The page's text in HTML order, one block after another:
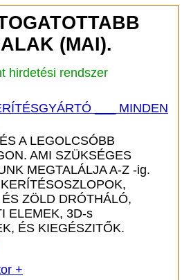
(MAI).
hirdetési rendszer
___ MINDEN
A LEGOLCSÓBB
AMI SZÜKSÉGES
MEGTALÁLJA A-Z -ig.
ZÖLD DRÓTHÁLÓ,
ELEMEK, 3D-s
ÉS KIEGÉSZITŐK.
+